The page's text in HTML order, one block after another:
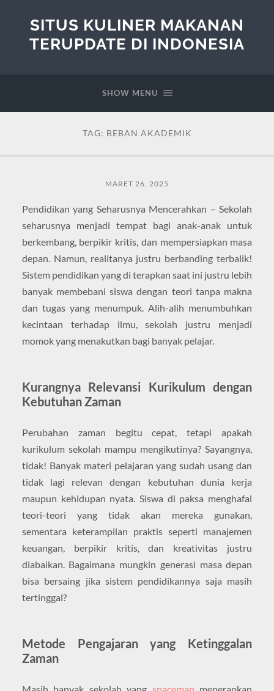
SITUS KULINER MAKANAN
TERUPDATE DI INDONESIA
SHOW MENU
TAG: BEBAN AKADEMIK
MARET 26, 2025
Pendidikan yang Seharusnya Mencerahkan – Sekolah
seharusnya menjadi tempat bagi anak-anak untuk
berkembang, berpikir kritis, dan mempersiapkan masa
depan. Namun, realitanya justru berbanding terbalik!
Sistem pendidikan yang di terapkan saat ini justru lebih
banyak membebani siswa dengan teori tanpa makna
dan tugas yang menumpuk. Alih-alih menumbuhkan
kecintaan terhadap ilmu, sekolah justru menjadi
momok yang menakutkan bagi banyak pelajar.
Kurangnya Relevansi Kurikulum dengan
Kebutuhan Zaman
Perubahan zaman begitu cepat, tetapi apakah
kurikulum sekolah mampu mengikutinya? Sayangnya,
tidak! Banyak materi pelajaran yang sudah usang dan
tidak lagi relevan dengan kebutuhan dunia kerja
maupun kehidupan nyata. Siswa di paksa menghafal
teori-teori yang tidak akan mereka gunakan,
sementara keterampilan praktis seperti manajemen
keuangan, berpikir kritis, dan kreativitas justru
diabaikan. Bagaimana mungkin generasi masa depan
bisa bersaing jika sistem pendidikannya saja masih
tertinggal?
Metode Pengajaran yang Ketinggalan
Zaman
Masih banyak sekolah yang spaceman menerapkan